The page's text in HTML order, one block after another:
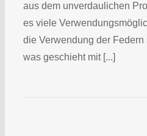
aus dem unverdaulichen
es viele
die Verwendung der Federn
was geschieht mit [...]